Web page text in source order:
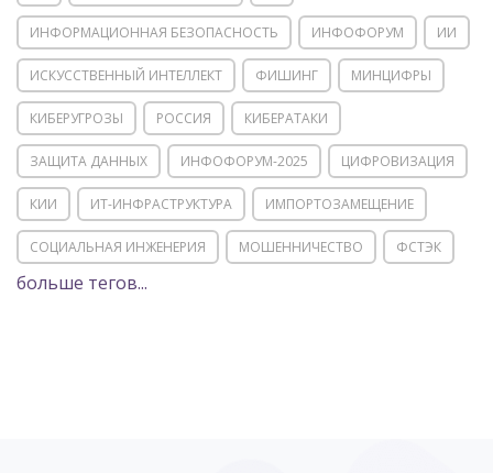
ИНФОРМАЦИОННАЯ БЕЗОПАСНОСТЬ ИНФОФОРУМ ИИ
ИСКУССТВЕННЫЙ ИНТЕЛЛЕКТ ФИШИНГ МИНЦИФРЫ
КИБЕРУГРОЗЫ РОССИЯ КИБЕРАТАКИ
ЗАЩИТА ДАННЫХ ИНФОФОРУМ-2025 ЦИФРОВИЗАЦИЯ
КИИ ИТ-ИНФРАСТРУКТУРА ИМПОРТОЗАМЕЩЕНИЕ
СОЦИАЛЬНАЯ ИНЖЕНЕРИЯ МОШЕННИЧЕСТВО ФСТЭК
POSITIVE TECHNOLOGIES
больше тегов...